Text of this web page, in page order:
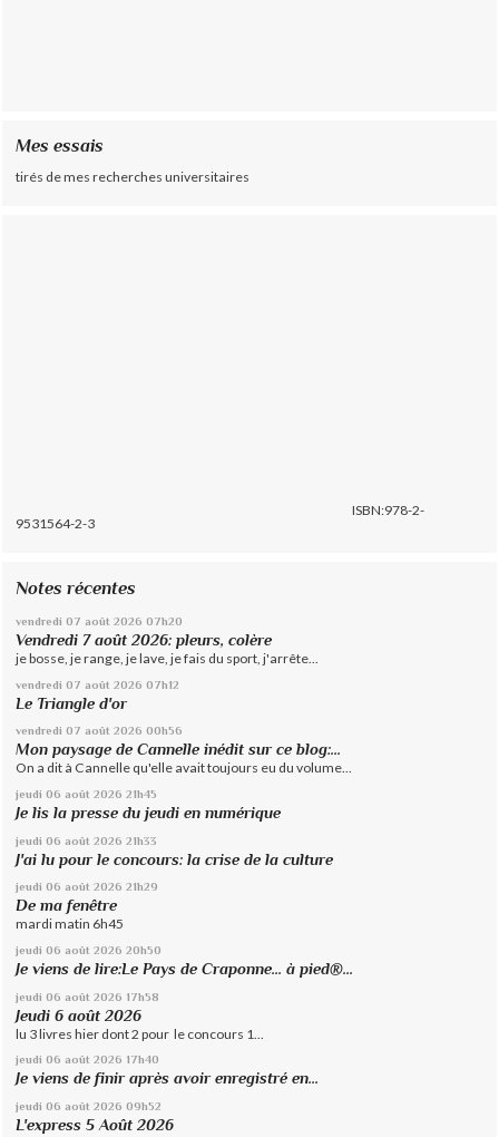
Mes essais
tirés de mes recherches universitaires
ISBN:978-2-
9531564-2-3
Notes récentes
vendredi 07 août 2026 07h20
Vendredi 7 août 2026: pleurs, colère
je bosse, je range, je lave, je fais du sport, j'arrête...
vendredi 07 août 2026 07h12
Le Triangle d'or
vendredi 07 août 2026 00h56
Mon paysage de Cannelle inédit sur ce blog:...
On a dit à Cannelle qu'elle avait toujours eu du volume...
jeudi 06 août 2026 21h45
Je lis la presse du jeudi en numérique
jeudi 06 août 2026 21h33
J'ai lu pour le concours: la crise de la culture
jeudi 06 août 2026 21h29
De ma fenêtre
mardi matin 6h45
jeudi 06 août 2026 20h50
Je viens de lire:Le Pays de Craponne... à pied®...
jeudi 06 août 2026 17h58
Jeudi 6 août 2026
lu 3 livres hier dont 2 pour le concours 1...
jeudi 06 août 2026 17h40
Je viens de finir après avoir enregistré en...
jeudi 06 août 2026 09h52
L'express 5 Août 2026